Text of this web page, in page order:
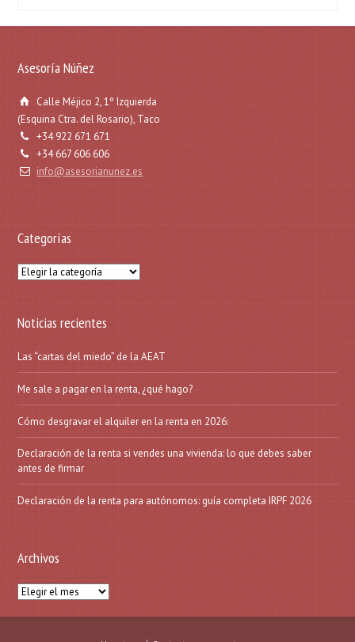
Asesoría Núñez
Calle Méjico 2, 1º Izquierda
(Esquina Ctra. del Rosario), Taco
+34 922 671 671
+34 667 606 606
info@asesorianunez.es
Categorías
Categorías
Noticias recientes
Las “cartas del miedo” de la AEAT
Me sale a pagar en la renta, ¿qué hago?
Cómo desgravar el alquiler en la renta en 2026:
Declaración de la renta si vendes una vivienda: lo que debes saber
antes de firmar
Declaración de la renta para autónomos: guía completa IRPF 2026
Archivos
Archivos